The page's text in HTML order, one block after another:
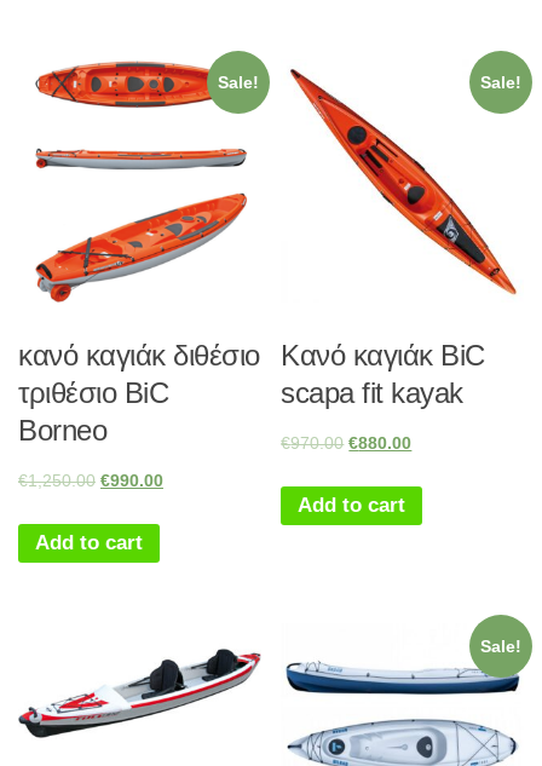
Sale!
κανό καγιάκ διθέσιο
τριθέσιο BiC
Borneo
€1,250.00 €990.00
Add to cart
Sale!
Κανό καγιάκ BiC
scapa fit kayak
€970.00 €880.00
Add to cart
Sale!